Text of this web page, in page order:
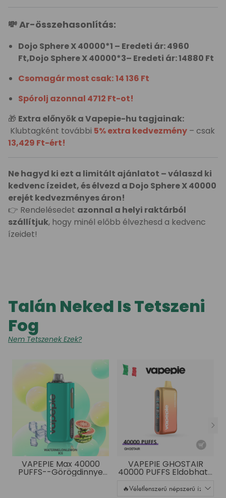
💸 Ar-összehasonlítás:
Dojo Sphere X 40000*1 – Eredeti ár: 4960
Ft,Dojo Sphere X 40000*3– Eredeti ár: 14880 Ft
Csomagár most csak:14 136 Ft
Spórolj azonnal 4712 Ft-ot!
🎁 Extra előnyök a Vapepie-hu tagjainak:
Klubtagként további 5% extra kedvezmény – csak
13,429 Ft-ért!
Ne hagyd ki ezt a limitált ajánlatot – válaszd ki
kedvenc ízeidet, és élvezd a Dojo Sphere X 40000
erejét kedvezményes áron!
👉 Rendelésedet azonnal a helyi raktárból
szállítjuk, hogy minél előbb élvezhesd a kedvenc
ízeidet!
Talán Neked Is Tetszeni
Fog
Nem Tetszenek Ezek?
VAPEPIE Max 40000
PUFFS--Görögdinnye
VAPEPIE GHOSTAIR
40000 PUFFS Eldobható
rendszer, füstmentes